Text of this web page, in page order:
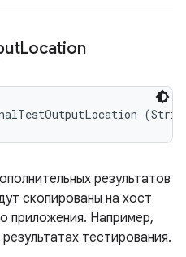
Location
результатов
скопированы на хост
приложения. Например,
тестирования.